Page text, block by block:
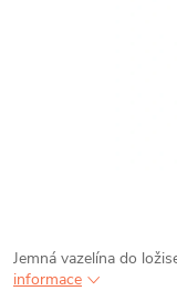
Jemná vazelína do
informace